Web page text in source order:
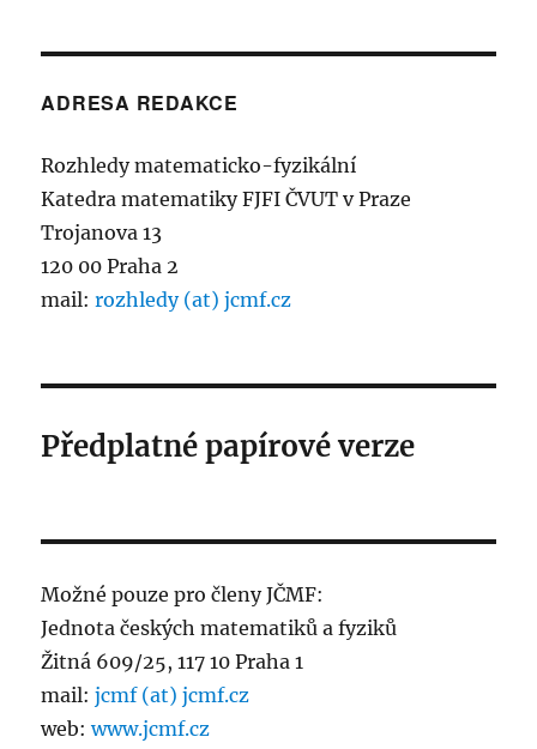
ADRESA REDAKCE
Rozhledy matematicko-fyzikální
Katedra matematiky FJFI ČVUT v Praze
Trojanova 13
120 00 Praha 2
mail:rozhledy (at) jcmf.cz
Předplatné papírové verze
Možné pouze pro členy JČMF:
Jednota českých matematiků a fyziků
Žitná 609/25, 117 10 Praha 1
mail:jcmf (at) jcmf.cz
web:www.jcmf.cz